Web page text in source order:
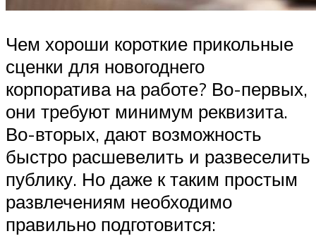
Чем хороши короткие прикольные
сценки для новогоднего
корпоратива на работе? Во-первых,
они требуют минимум реквизита.
Во-вторых, дают возможность
быстро расшевелить и развеселить
публику. Но даже к таким простым
развлечениям необходимо
правильно подготовится: